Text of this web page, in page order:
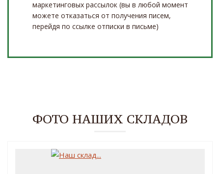
маркетинговых рассылок (вы в любой момент
можете отказаться от получения писем,
перейдя по ссылке отписки в письме)
ФОТО НАШИХ СКЛАДОВ